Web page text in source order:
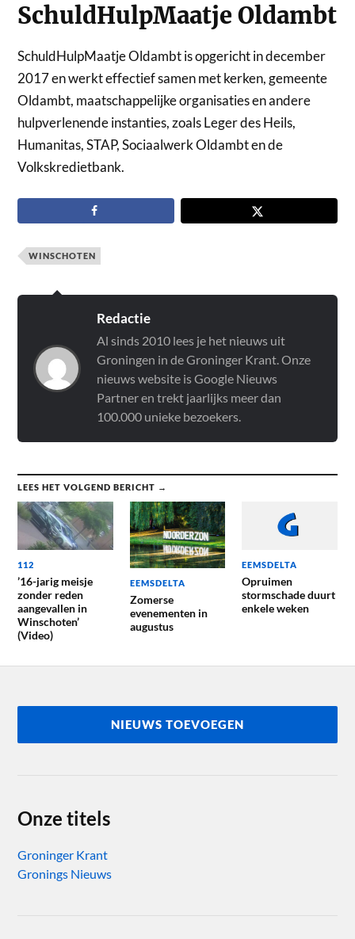
SchuldHulpMaatje Oldambt
SchuldHulpMaatje Oldambt is opgericht in december
2017 en werkt effectief samen met kerken, gemeente
Oldambt, maatschappelijke organisaties en andere
hulpverlenende instanties, zoals Leger des Heils,
Humanitas, STAP, Sociaalwerk Oldambt en de
Volkskredietbank.
WINSCHOTEN
Redactie
Al sinds 2010 lees je het nieuws uit
Groningen in de Groninger Krant. Onze
nieuws website is Google Nieuws
Partner en trekt jaarlijks meer dan
100.000 unieke bezoekers.
LEES HET VOLGEND BERICHT →
112
’16-jarig meisje
zonder reden
aangevallen in
Winschoten’
(Video)
EEMSDELTA
Zomerse
evenementen in
augustus
EEMSDELTA
Opruimen
stormschade duurt
enkele weken
NIEUWS TOEVOEGEN
Onze titels
Groninger Krant
Gronings Nieuws